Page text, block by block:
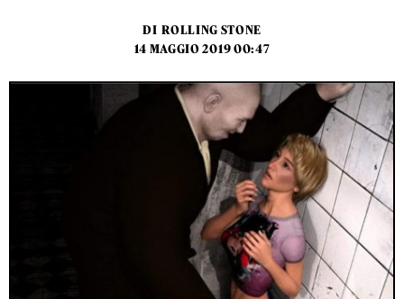
DI ROLLING STONE
14 MAGGIO 2019 00:47